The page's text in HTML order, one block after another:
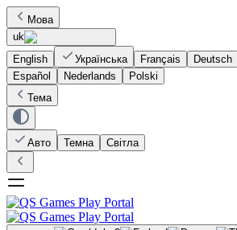
Мова
uk
English
Українська Français Deutsch
Español
Nederlands
Polski
Тема
Авто Темна Світла